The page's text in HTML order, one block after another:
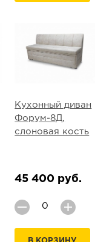
Кухонный диван
Форум-8Д,
слоновая кость
45 400 руб.